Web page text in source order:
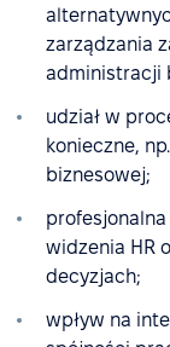
zarządzania
administracji
udział w
konieczne,
biznesowej;
widzenia HR
decyzjach;
wpływ na